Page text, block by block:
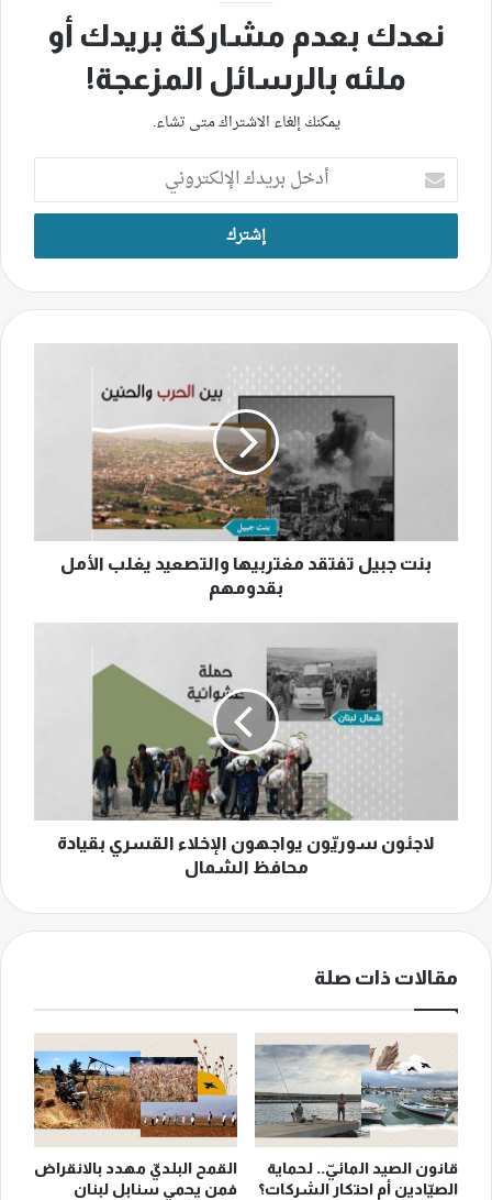
نعدك بعدم مشاركة بريدك أو
ملئه بالرسائل المزعجة!
يمكنك إلغاء الاشتراك متى تشاء.
أدخل
بريدك
الإلكتروني
بنت جبيل تفتقد مغتربيها والتصعيد يغلب الأمل
بقدومهم
لاجئون سوريّون يواجهون الإخلاء القسري بقيادة
محافظ الشمال
مقالات ذات صلة
قانون الصيد المائيّ.. لحماية
الصيّادين أم احتكار الشركات؟
القمح البلديّ مهدد بالانقراض
فمن يحمي سنابل لبنان